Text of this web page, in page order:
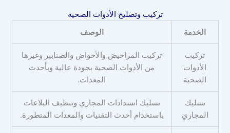
تركيب وتصليح الأدوات الصحية
الخدمة
الوصف
تركيب
الأدوات
الصحية
تركيب المراحيض والأحواض والصنابير وغيرها
من الأدوات الصحية بجودة عالية وبأحدث
المعدات.
تسليك
المجاري
تسليك انسدادات المجاري وتنظيف البلاعات
باستخدام أحدث التقنيات والمعدات المتطورة.